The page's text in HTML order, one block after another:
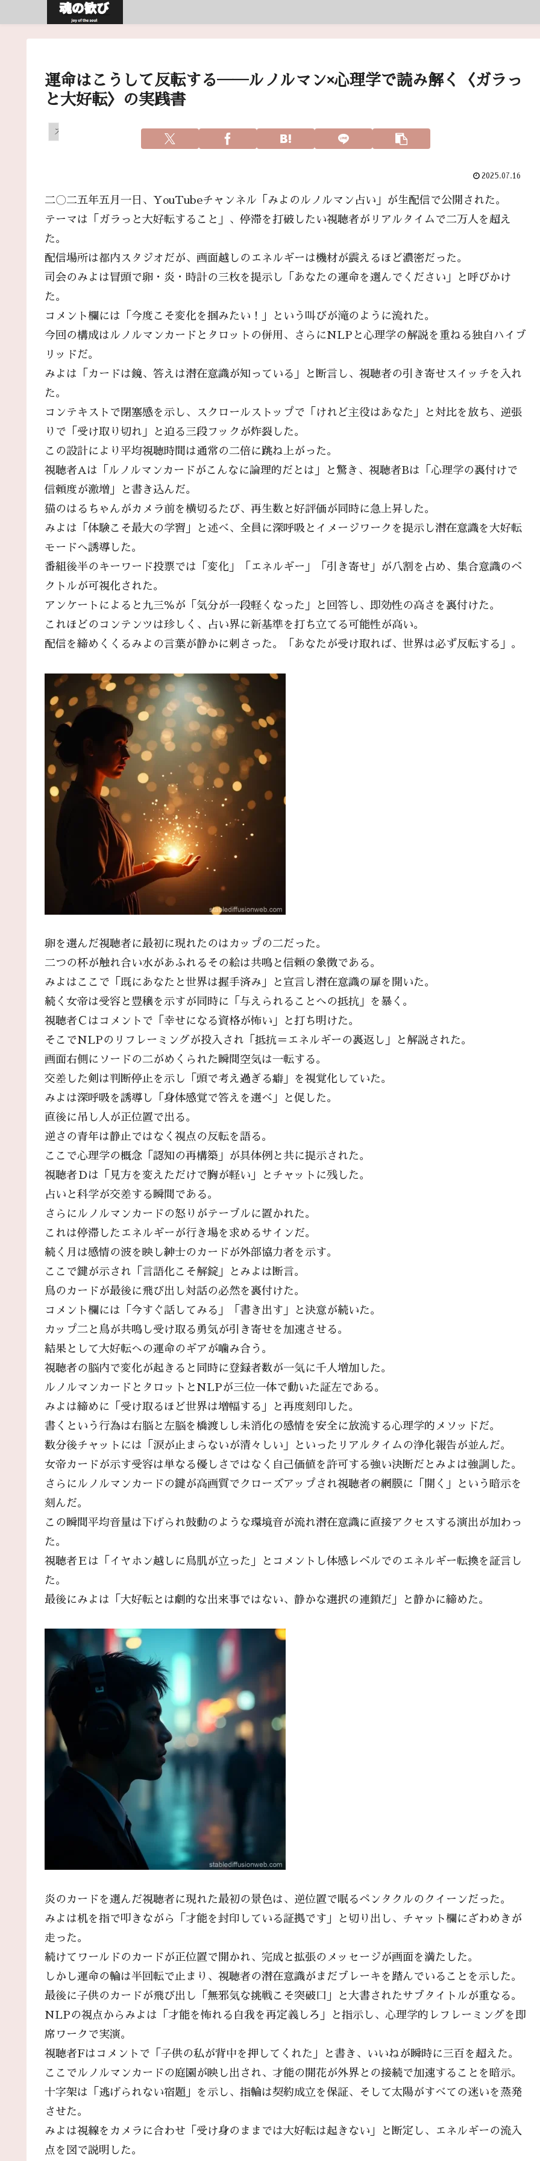
運命はこうして反転する──ルノルマン×心理学で読み解く〈ガラっ
と大好転〉の実践書
スピリチュアル
2025.07.16
二〇二五年五月一日、YouTubeチャンネル「みよのルノルマン占い」が生配信で公開された。
テーマは「ガラっと大好転すること」、停滞を打破したい視聴者がリアルタイムで二万人を超え
た。
配信場所は都内スタジオだが、画面越しのエネルギーは機材が震えるほど濃密だった。
司会のみよは冒頭で卵・炎・時計の三枚を提示し「あなたの運命を選んでください」と呼びかけ
た。
コメント欄には「今度こそ変化を掴みたい！」という叫びが滝のように流れた。
今回の構成はルノルマンカードとタロットの併用、さらにNLPと心理学の解説を重ねる独自ハイブ
リッドだ。
みよは「カードは鏡、答えは潜在意識が知っている」と断言し、視聴者の引き寄せスイッチを入れ
た。
コンテキストで閉塞感を示し、スクロールストップで「けれど主役はあなた」と対比を放ち、逆張
りで「受け取り切れ」と迫る三段フックが炸裂した。
この設計により平均視聴時間は通常の二倍に跳ね上がった。
視聴者Aは「ルノルマンカードがこんなに論理的だとは」と驚き、視聴者Bは「心理学の裏付けで
信頼度が激増」と書き込んだ。
猫のはるちゃんがカメラ前を横切るたび、再生数と好評価が同時に急上昇した。
みよは「体験こそ最大の学習」と述べ、全員に深呼吸とイメージワークを提示し潜在意識を大好転
モードへ誘導した。
番組後半のキーワード投票では「変化」「エネルギー」「引き寄せ」が八割を占め、集合意識のベ
クトルが可視化された。
アンケートによると九三％が「気分が一段軽くなった」と回答し、即効性の高さを裏付けた。
これほどのコンテンツは珍しく、占い界に新基準を打ち立てる可能性が高い。
配信を締めくくるみよの言葉が静かに刺さった。「あなたが受け取れば、世界は必ず反転する」。
卵を選んだ視聴者に最初に現れたのはカップの二だった。
二つの杯が触れ合い水があふれるその絵は共鳴と信頼の象徴である。
みよはここで「既にあなたと世界は握手済み」と宣言し潜在意識の扉を開いた。
続く女帝は受容と豊穣を示すが同時に「与えられることへの抵抗」を暴く。
視聴者Ｃはコメントで「幸せになる資格が怖い」と打ち明けた。
そこでNLPのリフレーミングが投入され「抵抗＝エネルギーの裏返し」と解説された。
画面右側にソードの二がめくられた瞬間空気は一転する。
交差した剣は判断停止を示し「頭で考え過ぎる癖」を視覚化していた。
みよは深呼吸を誘導し「身体感覚で答えを選べ」と促した。
直後に吊し人が正位置で出る。
逆さの青年は静止ではなく視点の反転を語る。
ここで心理学の概念「認知の再構築」が具体例と共に提示された。
視聴者Ｄは「見方を変えただけで胸が軽い」とチャットに残した。
占いと科学が交差する瞬間である。
さらにルノルマンカードの怒りがテーブルに置かれた。
これは停滞したエネルギーが行き場を求めるサインだ。
続く月は感情の波を映し紳士のカードが外部協力者を示す。
ここで鍵が示され「言語化こそ解錠」とみよは断言。
鳥のカードが最後に飛び出し対話の必然を裏付けた。
コメント欄には「今すぐ話してみる」「書き出す」と決意が続いた。
カップ二と鳥が共鳴し受け取る勇気が引き寄せを加速させる。
結果として大好転への運命のギアが噛み合う。
視聴者の脳内で変化が起きると同時に登録者数が一気に千人増加した。
ルノルマンカードとタロットとNLPが三位一体で動いた証左である。
みよは締めに「受け取るほど世界は増幅する」と再度刻印した。
書くという行為は右脳と左脳を橋渡しし未消化の感情を安全に放流する心理学的メソッドだ。
数分後チャットには「涙が止まらないが清々しい」といったリアルタイムの浄化報告が並んだ。
女帝カードが示す受容は単なる優しさではなく自己価値を許可する強い決断だとみよは強調した。
さらにルノルマンカードの鍵が高画質でクローズアップされ視聴者の網膜に「開く」という暗示を
刻んだ。
この瞬間平均音量は下げられ鼓動のような環境音が流れ潜在意識に直接アクセスする演出が加わっ
た。
視聴者Ｅは「イヤホン越しに鳥肌が立った」とコメントし体感レベルでのエネルギー転換を証言し
た。
最後にみよは「大好転とは劇的な出来事ではない、静かな選択の連鎖だ」と静かに締めた。
炎のカードを選んだ視聴者に現れた最初の景色は、逆位置で眠るペンタクルのクイーンだった。
みよは机を指で叩きながら「才能を封印している証拠です」と切り出し、チャット欄にざわめきが
走った。
続けてワールドのカードが正位置で開かれ、完成と拡張のメッセージが画面を満たした。
しかし運命の輪は半回転で止まり、視聴者の潜在意識がまだブレーキを踏んでいることを示した。
最後に子供のカードが飛び出し「無邪気な挑戦こそ突破口」と大書されたサブタイトルが重なる。
NLPの視点からみよは「才能を怖れる自我を再定義しろ」と指示し、心理学的レフレーミングを即
席ワークで実演。
視聴者Fはコメントで「子供の私が背中を押してくれた」と書き、いいねが瞬時に三百を超えた。
ここでルノルマンカードの庭園が映し出され、才能の開花が外界との接続で加速することを暗示。
十字架は「逃げられない宿題」を示し、指輪は契約成立を保証、そして太陽がすべての迷いを蒸発
させた。
みよは視線をカメラに合わせ「受け身のままでは大好転は起きない」と断定し、エネルギーの流入
点を図で説明した。